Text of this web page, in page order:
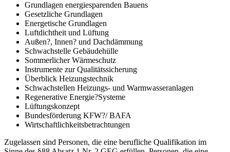
Grundlagen energiesparenden Bauens
Gesetzliche Grundlagen
Energetische Grundlagen
Luftdichtheit und Lüftung
Außen?, Innen? und Dachdämmung
Schwachstelle Gebäudehülle
Sommerlicher Wärmeschutz
Instrumente zur Qualitätssicherung
Überblick Heizungstechnik
Schwachstellen Heizungs- und Warmwasseranlagen
Regenerative Energie?Systeme
Lüftungskonzept
Bundesförderung KFW?/ BAFA
Wirtschaftlichkeitsbetrachtungen
Zugelassen sind Personen, die eine berufliche Qualifikation im